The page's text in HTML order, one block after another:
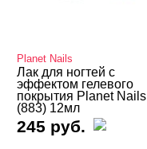
Planet Nails
Лак для ногтей с
эффектом гелевого
покрытия Planet Nails
(883) 12мл
245 руб.